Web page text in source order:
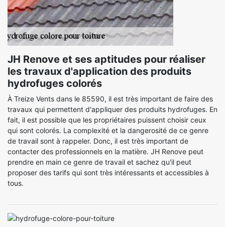
JH Renove et ses aptitudes pour réaliser
les travaux d'application des produits
hydrofuges colorés
À Treize Vents dans le 85590, il est très important de faire des
travaux qui permettent d'appliquer des produits hydrofuges. En
fait, il est possible que les propriétaires puissent choisir ceux
qui sont colorés. La complexité et la dangerosité de ce genre
de travail sont à rappeler. Donc, il est très important de
contacter des professionnels en la matière. JH Renove peut
prendre en main ce genre de travail et sachez qu'il peut
proposer des tarifs qui sont très intéressants et accessibles à
tous.